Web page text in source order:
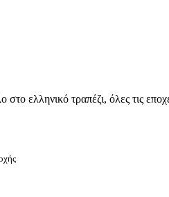
ελληνικό τραπέζι, όλες τις